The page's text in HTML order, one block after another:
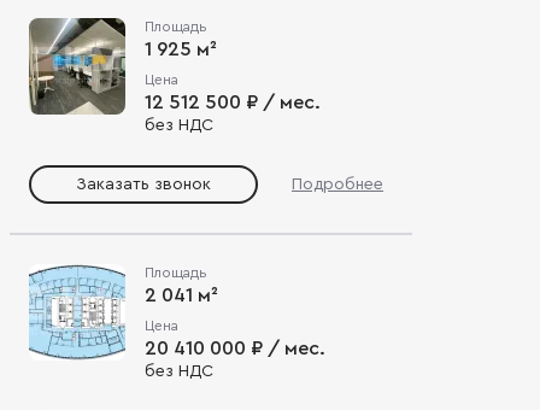
Площадь
1 925 м²
Цена
12 512 500 ₽ / мес.
без НДС
Заказать звонок Подробнее
Площадь
2 041 м²
Цена
20 410 000 ₽ / мес.
без НДС